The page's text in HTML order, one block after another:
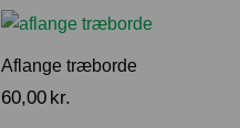
Aflange træborde
60,00 kr.